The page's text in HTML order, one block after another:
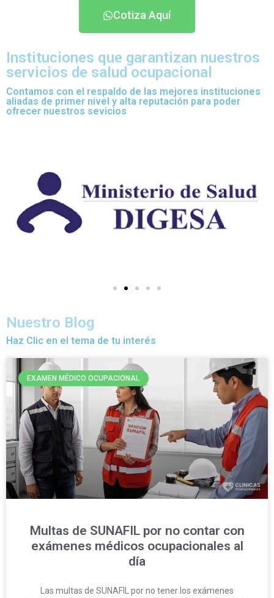
Cotiza Aquí
Instituciones que garantizan nuestros
servicios de salud ocupacional
Contamos con el respaldo de las mejores instituciones
aliadas de primer nivel y alta reputación para poder
ofrecer nuestros sevicios
Nuestro Blog
Haz Clic en el tema de tu interés
EXAMEN MÉDICO OCUPACIONAL
Multas de SUNAFIL por no contar con
exámenes médicos ocupacionales al
día
Las multas de SUNAFIL por no tener los exámenes